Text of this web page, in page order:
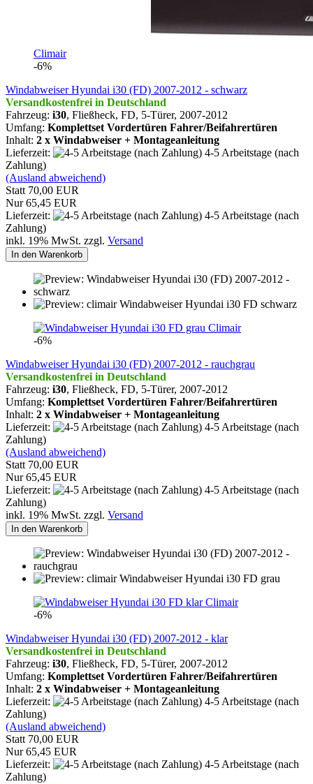
Climair
-6%
Windabweiser Hyundai i30 (FD) 2007-2012 - schwarz
Versandkostenfrei in Deutschland
Fahrzeug: i30, Fließheck, FD, 5-Türer, 2007-2012
Umfang: Komplettset Vordertüren Fahrer/Beifahrertüren
Inhalt: 2 x Windabweiser + Montageanleitung
Lieferzeit:
4-5 Arbeitstage (nach
Zahlung)
(Ausland abweichend)
Statt 70,00 EUR
Nur 65,45 EUR
Lieferzeit:
4-5 Arbeitstage (nach
Zahlung)
inkl. 19% MwSt. zzgl. Versand
In den Warenkorb
Climair
-6%
Windabweiser Hyundai i30 (FD) 2007-2012 - rauchgrau
Versandkostenfrei in Deutschland
Fahrzeug: i30, Fließheck, FD, 5-Türer, 2007-2012
Umfang: Komplettset Vordertüren Fahrer/Beifahrertüren
Inhalt: 2 x Windabweiser + Montageanleitung
Lieferzeit:
4-5 Arbeitstage (nach
Zahlung)
(Ausland abweichend)
Statt 70,00 EUR
Nur 65,45 EUR
Lieferzeit:
4-5 Arbeitstage (nach
Zahlung)
inkl. 19% MwSt. zzgl. Versand
In den Warenkorb
Climair
-6%
Windabweiser Hyundai i30 (FD) 2007-2012 - klar
Versandkostenfrei in Deutschland
Fahrzeug: i30, Fließheck, FD, 5-Türer, 2007-2012
Umfang: Komplettset Vordertüren Fahrer/Beifahrertüren
Inhalt: 2 x Windabweiser + Montageanleitung
Lieferzeit:
4-5 Arbeitstage (nach
Zahlung)
(Ausland abweichend)
Statt 70,00 EUR
Nur 65,45 EUR
Lieferzeit:
4-5 Arbeitstage (nach
Zahlung)